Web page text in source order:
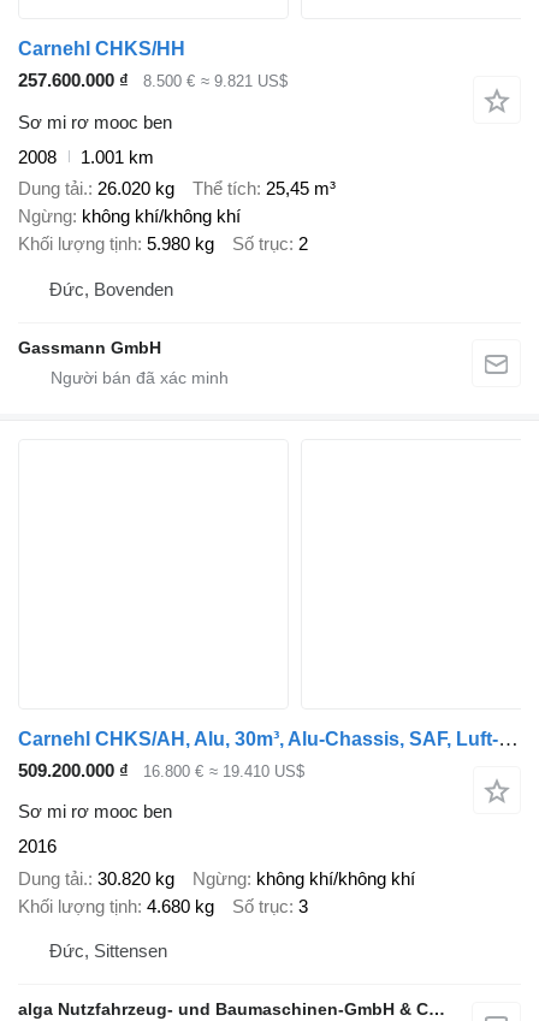
Carnehl CHKS/HH
257.600.000 ₫
8.500 € ≈ 9.821 US$
Sơ mi rơ mooc ben
2008
1.001 km
Dung tải. 26.020 kg Thể tích 25,45 m³
Ngừng không khí/không khí
Khối lượng tịnh 5.980 kg Số trục 2
Đức, Bovenden
Gassmann GmbH
Carnehl CHKS/AH, Alu, 30m³, Alu-Chassis, SAF, Luft-Lift
509.200.000 ₫ 16.800 € ≈ 19.410 US$
Sơ mi rơ mooc ben
2016
Dung tải. 30.820 kg Ngừng không khí/không khí
Khối lượng tịnh 4.680 kg Số trục 3
Đức, Sittensen
alga Nutzfahrzeug- und Baumaschinen-GmbH & Co. KG